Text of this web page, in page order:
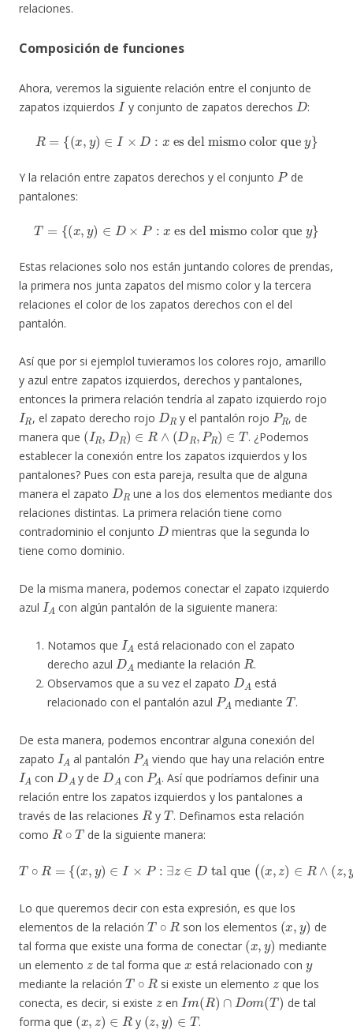
relaciones.
Composición de funciones
Ahora, veremos la siguiente relación entre el conjunto de
zapatos izquierdos
I
y conjunto de zapatos derechos
D
:
{(x y)∈I ×D:x es del mismo color quey}
Y la relación entre zapatos derechos y el conjunto
P
de
pantalones:
{(x y)∈D ×P:x es del mismo color quey}
Estas relaciones solo nos están juntando colores de prendas,
la primera nos junta zapatos del mismo color y la tercera
relaciones el color de los zapatos derechos con el del
pantalón.
Así que por si ejemplol tuvieramos los colores rojo, amarillo
y azul entre zapatos izquierdos, derechos y pantalones,
entonces la primera relación tendría al zapato izquierdo rojo
IR
, el zapato derecho rojo
DR
y el pantalón rojo
PR
, de
manera que
(IR,DR)∈R∧(DR,PR) ∈T
. ¿Podemos
establecer la conexión entre los zapatos izquierdos y los
pantalones? Pues con esta pareja, resulta que de alguna
manera el zapato
DR
une a los dos elementos mediante dos
relaciones distintas. La primera relación tiene como
contradominio el conjunto
D
mientras que la segunda lo
tiene como dominio.
De la misma manera, podemos conectar el zapato izquierdo
azul
IA
con algún pantalón de la siguiente manera:
Notamos que
IA
está relacionado con el zapato
derecho azul
DA
mediante la relación
R
.
Observamos que a su vez el zapato
DA
está
relacionado con el pantalón azul
PA
mediante
T
.
De esta manera, podemos encontrar alguna conexión del
zapato
IA
al pantalón
PA
viendo que hay una relación entre
IA
con
DA
y de
DA
con
PA
. Así que podríamos definir una
relación entre los zapatos izquierdos y los pantalones a
través de las relaciones
R
y
T
. Definamos esta relación
como
R∘ T
de la siguiente manera:
T ∘R x, ∈I ×P :∃ ∈D tal que( x R∧ y ∈ T) }
Lo que queremos decir con esta expresión, es que los
elementos de la relación
T∘R
son los elementos
(x,y
de
tal forma que existe una forma de conectar
(x,y)
mediante
un elemento
z
de tal forma que
x
está relacionado con
y
mediante la relación
T∘R
si existe un elemento
z
que los
conecta, es decir, si existe
z
en
Im(R)∩Dom(T)
de tal
forma que
(x,z)∈ R
y
(z ,y )∈ T
.